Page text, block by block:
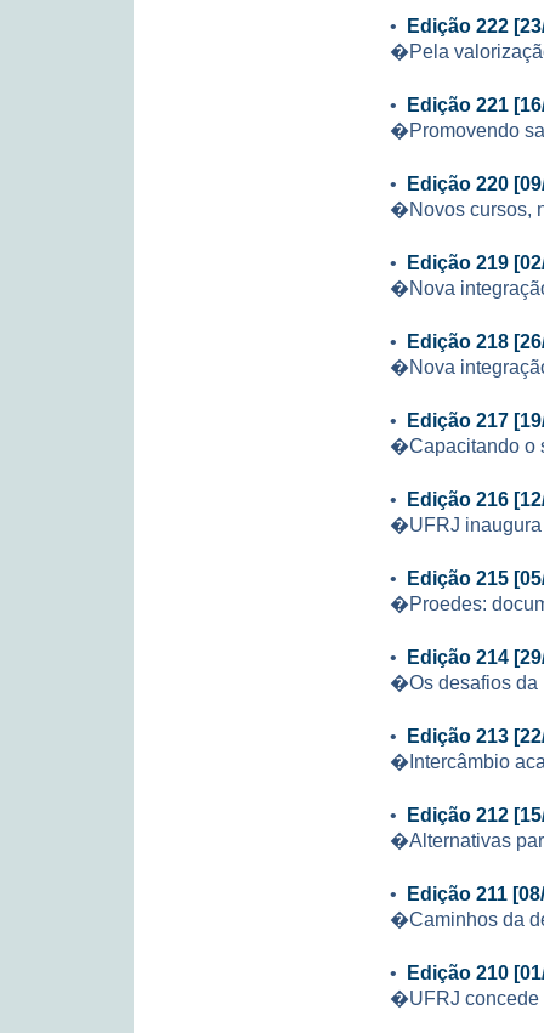
• Edição 222
�Pela
• Edição 221
�Promovendo
• Edição 220
�Novos cursos,
• Edição 219
�Nova
• Edição 218
�Nova
• Edição 217
�Capacitando o
• Edição 216
�UFRJ
• Edição 215
�Proedes:
• Edição 214
�Os desafios
• Edição 213
�Intercâmbio
• Edição 212
�Alternativas
• Edição 211
�Caminhos da
• Edição 210
�UFRJ concede